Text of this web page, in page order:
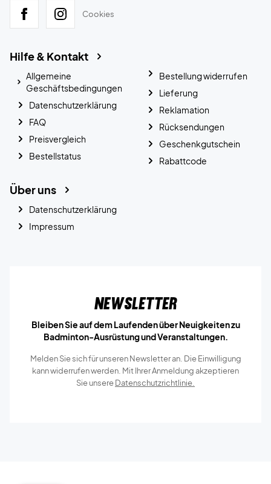
Cookies
Hilfe & Kontakt
Allgemeine
Geschäftsbedingungen
Datenschutzerklärung
FAQ
Preisvergleich
Bestellstatus
Bestellung widerrufen
Lieferung
Reklamation
Rücksendungen
Geschenkgutschein
Rabattcode
Über uns
Datenschutzerklärung
Impressum
Newsletter
Bleiben Sie auf dem Laufenden über Neuigkeiten zu
Badminton-Ausrüstung und Veranstaltungen.
Melden Sie sich für unseren Newsletter an. Die Einwilligung
kann widerrufen werden. Mit Ihrer Anmeldung akzeptieren
Sie unsereDatenschutzrichtlinie.